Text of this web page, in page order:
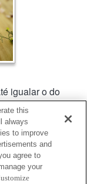
igualar o do
da lente:
this
always
to improve
and
agree to
your